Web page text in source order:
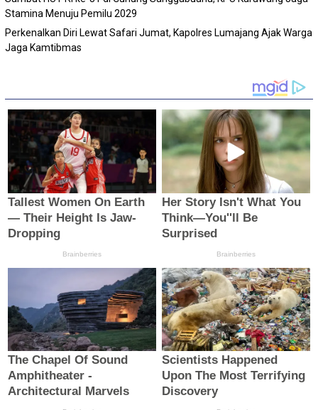
Stamina Menuju Pemilu 2029
Perkenalkan Diri Lewat Safari Jumat, Kapolres Lumajang Ajak Warga
Jaga Kamtibmas